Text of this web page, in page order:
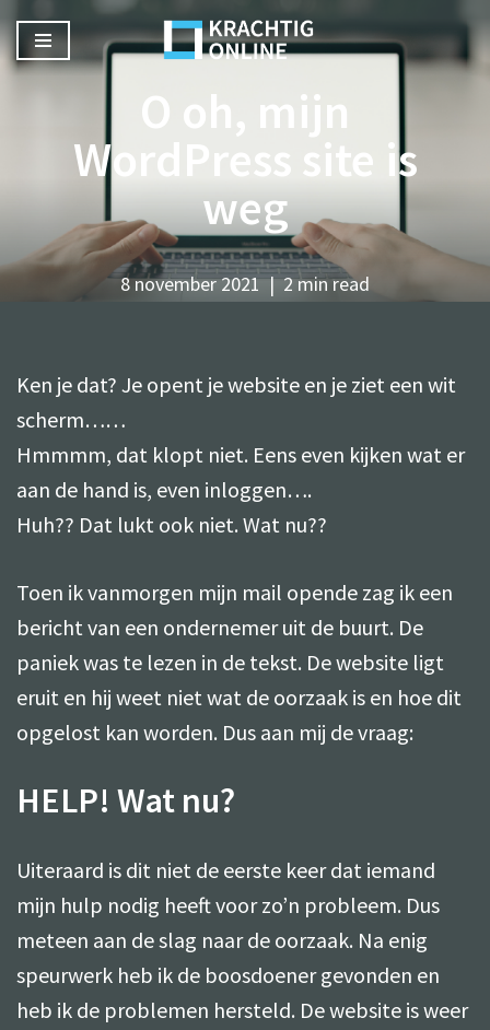
Ga
inhoud
O oh, mijn
WordPress site is
weg
8 november 2021 2 min read
Ken je dat? Je opent je website en je ziet een wit
scherm……
Hmmmm, dat klopt niet. Eens even kijken wat er
aan de hand is, even inloggen….
Huh?? Dat lukt ook niet. Wat nu??
Toen ik vanmorgen mijn mail opende zag ik een
bericht van een ondernemer uit de buurt. De
paniek was te lezen in de tekst. De website ligt
eruit en hij weet niet wat de oorzaak is en hoe dit
opgelost kan worden. Dus aan mij de vraag:
HELP! Wat nu?
Uiteraard is dit niet de eerste keer dat iemand
mijn hulp nodig heeft voor zo’n probleem. Dus
meteen aan de slag naar de oorzaak. Na enig
speurwerk heb ik de boosdoener gevonden en
heb ik de problemen hersteld. De website is weer